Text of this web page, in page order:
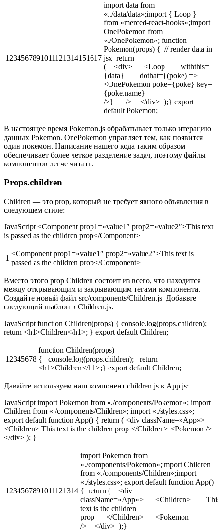
1234567891011121314151617
import data from
«../data/data»;import { Loop }
from «merced-react-hooks»;import
OnePokemon from
«./OnePokemon»; function
Pokemon(props) { // render data in
jsx return
( <div> <Loop withthis=
{data} dothat={(poke) =>
<OnePokemon poke={poke} key=
{poke.name}
/>} /> </div> );} export
default Pokemon;
В настоящее время Pokemon.js обрабатывает только итерацию
данных Pokemon. OnePokemon управляет тем, как появится
один покемон. Написание нашего кода таким образом
обеспечивает более четкое разделение задач, поэтому файлы
компонентов легче читать.
Props.children
Children — это prop, который не требует явного объявления в
следующем стиле:
JavaScript <Component prop1=»value1″ prop2=»value2″>This text
is passed as the children prop</Component>
1
<Component prop1=»value1″ prop2=»value2″>This text is
passed as the children prop</Component>
Вместо этого prop Children состоит из всего, что находится
между открывающим и закрывающим тегами компонента.
Создайте новый файл src/components/Children.js. Добавьте
следующий шаблон в Children.js:
JavaScript function Children(props) { console.log(props.children);
return <h1>Children</h1>; } export default Children;
12345678
function Children(props)
{ console.log(props.children); return
<h1>Children</h1>;} export default Children;
Давайте используем наш компонент children.js в App.js:
JavaScript import Pokemon from «./components/Pokemon»; import
Children from «./components/Children»; import «./styles.css»;
export default function App() { return ( <div className=»App»>
<Children> This text is the children prop </Children> <Pokemon />
</div> ); }
1234567891011121314
import Pokemon from
«./components/Pokemon»;import Children
from «./components/Children»;import
«./styles.css»; export default function App()
{ return ( <div
className=»App»> <Children>
text is the children
prop </Children> <Pokemon
/> </div> );}